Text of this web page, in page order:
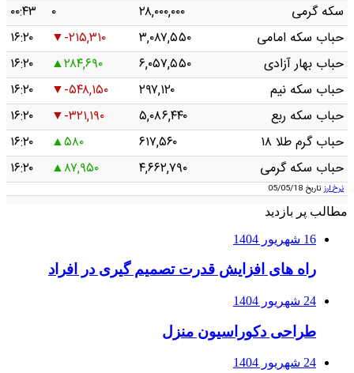
سکه گرمی
۲۸,۰۰۰,۰۰۰ ۰
۰۰:۴۳
حباب سکه امامی
۳,۰۸۷,۵۵۰ -۲۱۵,۳۱۰
۱۶:۲۰
حباب بهار آزادی
۶,۰۵۷,۵۵۰ ۲۸۴,۶۹۰
۱۶:۲۰
حباب سکه نیم
۲۹۷,۱۲۰ -۵۴۸,۱۵۰
۱۶:۲۰
حباب سکه ربع
۵,۰۸۶,۴۴۰ -۳۲۱,۱۹۰
۱۶:۲۰
حباب گرم طلا ۱۸
۶۱۷,۵۶۰ ۵۸۰
۱۶:۲۰
حباب سکه گرمی
۴,۶۶۲,۷۹۰ ۸۷,۹۵۰ ۱۶:۲۰
نرخ ارزتاریخ 05/05/18
مطالب پر بازدید
16 شهریور 1404
راه های افزایش قدرت تصمیم گیری در افراد
24 شهریور 1404
طراحی دکوراسیون منزل
24 شهریور 1404